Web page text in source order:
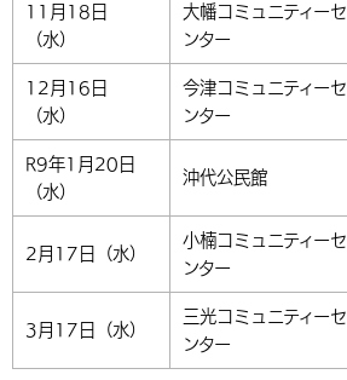
11月18日
（水）
大幡コミュニティーセ
ンター
12月16日
（水）
今津コミュニティーセ
ンター
R9年1月20日
（水）
沖代公民館
2月17日（水）
小楠コミュニティーセ
ンター
3月17日（水）
三光コミュニティーセ
ンター